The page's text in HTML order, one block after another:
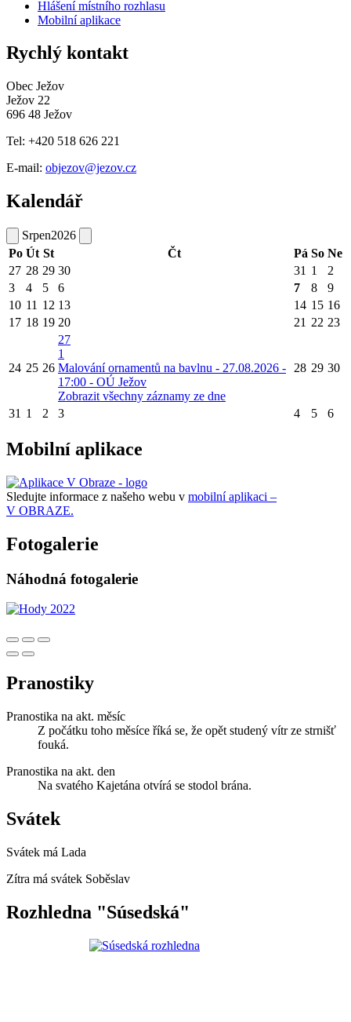
Hlášení místního rozhlasu
Mobilní aplikace
Rychlý kontakt
Obec Ježov
Ježov 22
696 48 Ježov
Tel: +420 518 626 221
E-mail: objezov@jezov.cz
Kalendář
Srpen2026
Po Út St Čt Pá So Ne
27 28 29 30 31 1
2
3
4 5 6 7 8
9
10 11 12 13 14 15 16
17 18 19 20 21 22 23
24 25 26
27
1
Malování ornamentů na bavlnu - 27.08.2026 -
17:00 - OÚ Ježov
Zobrazit všechny záznamy ze dne
28 29 30
31 1 2 3 4 5 6
Mobilní aplikace
Sledujte informace z našeho webu v mobilní aplikaci –
V OBRAZE.
Fotogalerie
Náhodná fotogalerie
Pranostiky
Pranostika na akt. měsíc
Z počátku toho měsíce říká se, že opět studený vítr ze strnišť
fouká.
Pranostika na akt. den
Na svatého Kajetána otvírá se stodol brána.
Svátek
Svátek má Lada
Zítra má svátek Soběslav
Rozhledna "Súsedská"